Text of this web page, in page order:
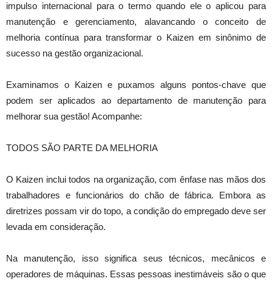
impulso internacional para o termo quando ele o aplicou para
manutenção e gerenciamento, alavancando o conceito de
melhoria contínua para transformar o Kaizen em sinônimo de
sucesso na gestão organizacional.
Examinamos o Kaizen e puxamos alguns pontos-chave que
podem ser aplicados ao departamento de manutenção para
melhorar sua gestão! Acompanhe:
TODOS SÃO PARTE DA MELHORIA
O Kaizen inclui todos na organização, com ênfase nas mãos dos
trabalhadores e funcionários do chão de fábrica. Embora as
diretrizes possam vir do topo, a condição do empregado deve ser
levada em consideração.
Na manutenção, isso significa seus técnicos, mecânicos e
operadores de máquinas. Essas pessoas inestimáveis ​​são o que